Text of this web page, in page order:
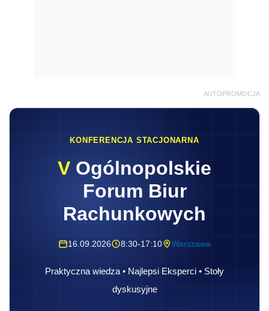
AUTOPROMOCJA
KONFERENCJA STACJONARNA
V Ogólnopolskie
Forum Biur
Rachunkowych
16.09.2026 8:30-17:10 Warszawa
Praktyczna wiedza • Najlepsi Eksperci • Stoły
dyskusyjne